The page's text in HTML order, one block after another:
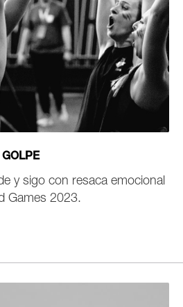
y sigo con resaca emocional
Games 2023.